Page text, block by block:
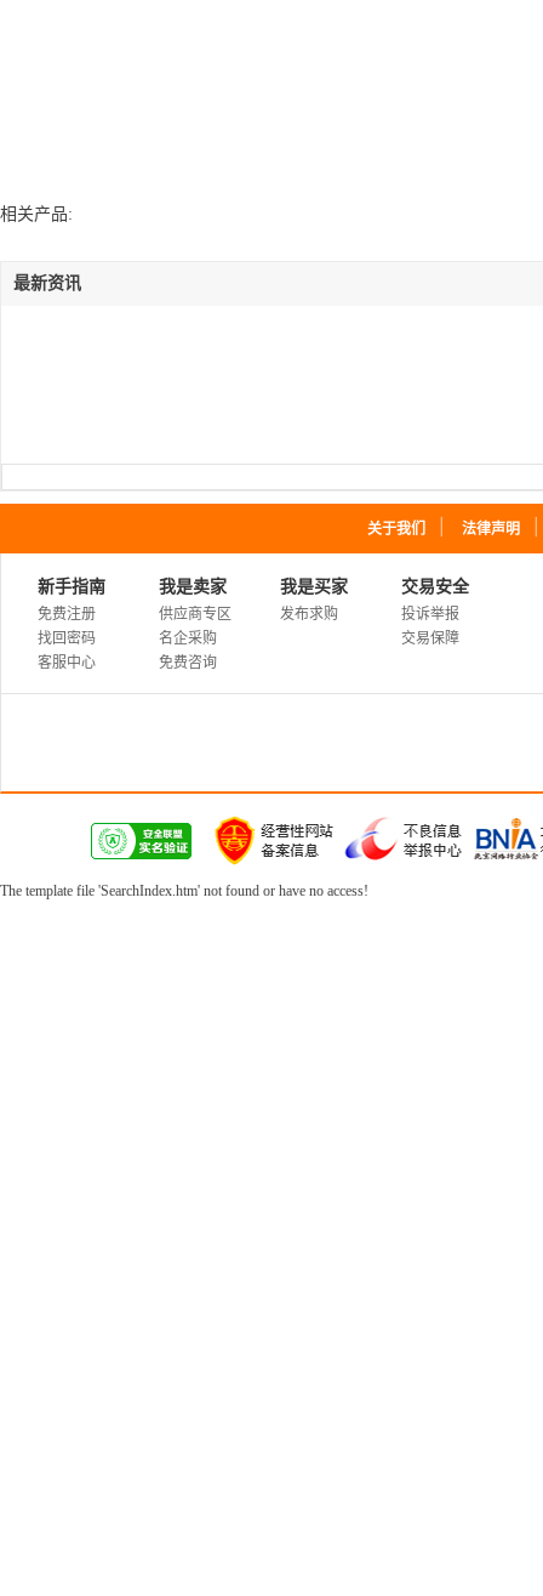
相关产品:
最新资讯
关于我们 法律声明
新手指南
免费注册
找回密码
客服中心
我是卖家
供应商专区
名企采购
免费咨询
我是买家
发布求购
交易安全
投诉举报
交易保障
The template file 'SearchIndex.htm' not found or have no access!